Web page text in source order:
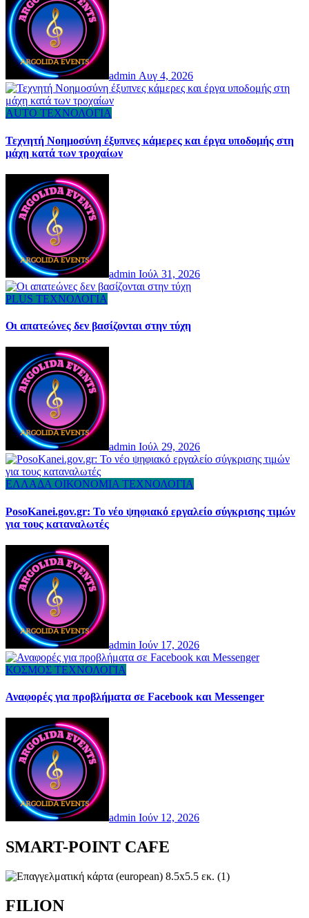
admin Αυγ 4, 2026
AUTO ΤΕΧΝΟΛΟΓΙΑ
Τεχνητή Νοημοσύνη έξυπνες κάμερες και έργα υποδομής στη
μάχη κατά των τροχαίων
admin Ιούλ 31, 2026
PLUS ΤΕΧΝΟΛΟΓΙΑ
Οι απατεώνες δεν βασίζονται στην τύχη
admin Ιούλ 29, 2026
ΕΛΛΑΔΑ ΟΙΚΟΝΟΜΙΑ ΤΕΧΝΟΛΟΓΙΑ
PosoKanei.gov.gr: Το νέο ψηφιακό εργαλείο σύγκρισης τιμών
για τους καταναλωτές
admin Ιούν 17, 2026
ΚΟΣΜΟΣ ΤΕΧΝΟΛΟΓΙΑ
Αναφορές για προβλήματα σε Facebook και Messenger
admin Ιούν 12, 2026
SMART-POINT CAFE
FILION